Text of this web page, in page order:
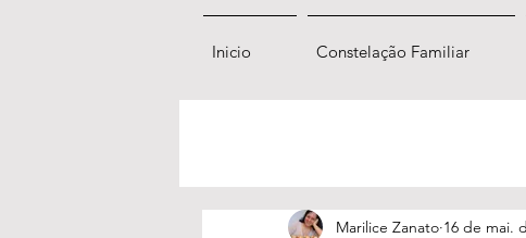
Inicio Constelação Familiar
Marilice Zanato 16 de mai.